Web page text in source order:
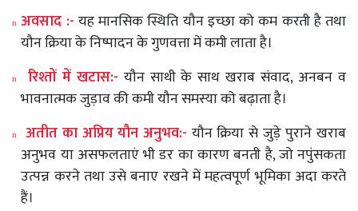
n अवसाद :- यहमानसिकस्थिति यौनइच्छाकोकम करतीहैतथा
यौनक्रियाकेनिष्पादनकेगुणवत्तामेंकमीलाताहै।
n रिश्तों में खटास:- यौन साथी के साथ खराब संवाद, अनबन व
भावनात्मकजुड़ावकीकमीयौनसमस्याकोबढ़ाताहै।
n अतीत का अप्रिययौन अनुभव:- यौनक्रिया से जुड़ेपुराने खराब
अनुभव या असफलताएंभीडर काकारणबनती है,जोनपुंसकता
उत्पन्न करनेतथाउसेबनाए रखनेमेंमहत्वपूर्णभूमिका अदाकरते
हैं।